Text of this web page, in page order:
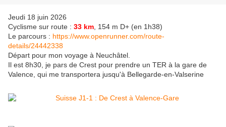
Jeudi 18 juin 2026
Cyclisme sur route : 33 km , 154 m D+ (en 1h38)
Le parcours : https://www.openrunner.com/route-
details/24442338
Départ pour mon voyage à Neuchâtel.
Il est 8h30, je pars de Crest pour prendre un TER à la gare de
Valence, qui me transportera jusqu'à Bellegarde-en-Valserine